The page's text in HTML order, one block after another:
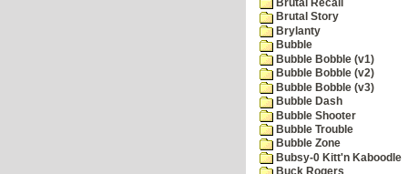
Brutal Recall
Brutal Story
Brylanty
Bubble
Bubble Bobble (v1)
Bubble Bobble (v2)
Bubble Bobble (v3)
Bubble Dash
Bubble Shooter
Bubble Trouble
Bubble Zone
Bubsy-0 Kitt'n Kaboodle
Buck Rogers